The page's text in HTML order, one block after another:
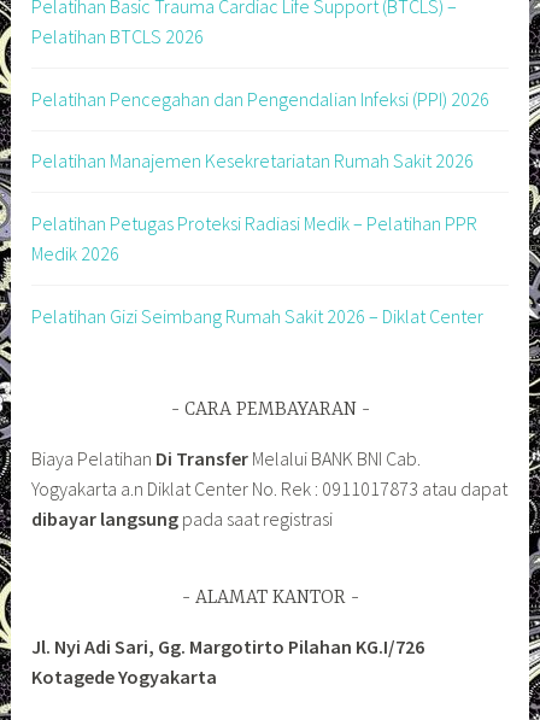
Pelatihan Basic Trauma Cardiac Life Support (BTCLS) –
Pelatihan BTCLS 2026
Pelatihan Pencegahan dan Pengendalian Infeksi (PPI) 2026
Pelatihan Manajemen Kesekretariatan Rumah Sakit 2026
Pelatihan Petugas Proteksi Radiasi Medik – Pelatihan PPR
Medik 2026
Pelatihan Gizi Seimbang Rumah Sakit 2026 – Diklat Center
CARA PEMBAYARAN
Biaya Pelatihan Di Transfer Melalui BANK BNI Cab.
Yogyakarta a.n Diklat Center No. Rek : 0911017873 atau dapat
dibayar langsung pada saat registrasi
ALAMAT KANTOR
Jl. Nyi Adi Sari, Gg. Margotirto Pilahan KG.I/726
Kotagede Yogyakarta